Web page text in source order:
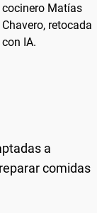
a
comidas